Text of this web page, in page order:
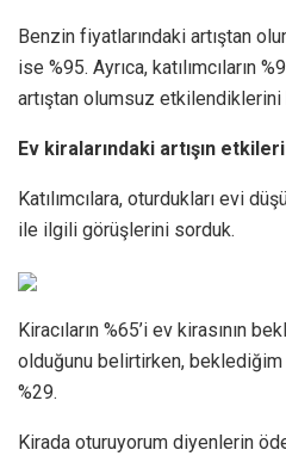
Benzin fiyatlarındaki artıştan
ise %95. Ayrıca, katılımcıların
artıştan olumsuz
Ev kiralarındaki artışın
Katılımcılara, oturdukları evi
ile ilgili görüşlerini sorduk.
Kiracıların %65’i ev kirasının
olduğunu belirtirken,
%29.
Kirada oturuyorum diyenlerin